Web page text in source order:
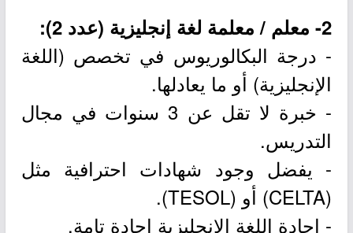
2- معلم / معلمة لغة إنجليزية (عدد 2):
- درجة البكالوريوس في تخصص (اللغة
الإنجليزية) أو ما يعادلها.
- خبرة لا تقل عن 3 سنوات في مجال
التدريس.
- يفضل وجود شهادات احترافية مثل
(CELTA) أو (TESOL).
- إجادة اللغة الإنجليزية إجادة تامة.